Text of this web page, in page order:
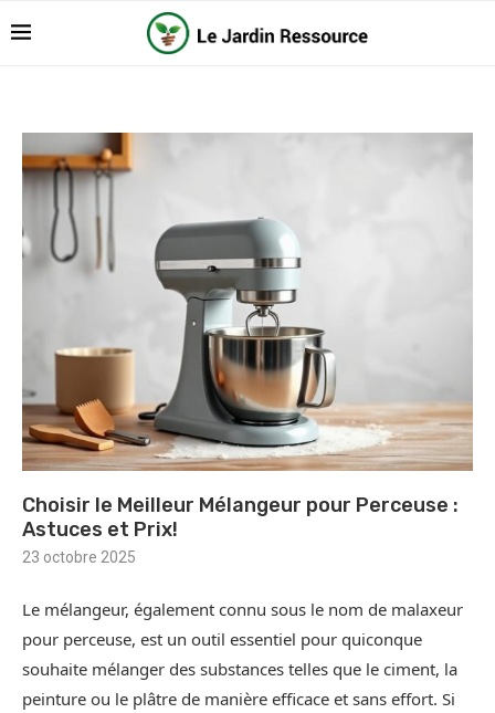
Choisir le Meilleur Mélangeur pour Perceuse :
Astuces et Prix!
23 octobre 2025
Le mélangeur, également connu sous le nom de malaxeur
pour perceuse, est un outil essentiel pour quiconque
souhaite mélanger des substances telles que le ciment, la
peinture ou le plâtre de manière efficace et sans effort. Si